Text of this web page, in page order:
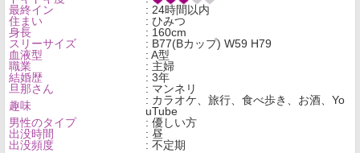
最終イン
: 24時間以内
住まい
: ひみつ
身長
: 160cm
スリーサイズ
: B77(Bカップ) W59 H79
血液型
: A型
職業
: 主婦
結婚歴
: 3年
旦那さん
: マンネリ
趣味
: カラオケ、旅行、食べ歩き、お酒、Yo
uTube
男性のタイプ
: 優しい方
出没時間
: 昼
出没頻度
: 不定期